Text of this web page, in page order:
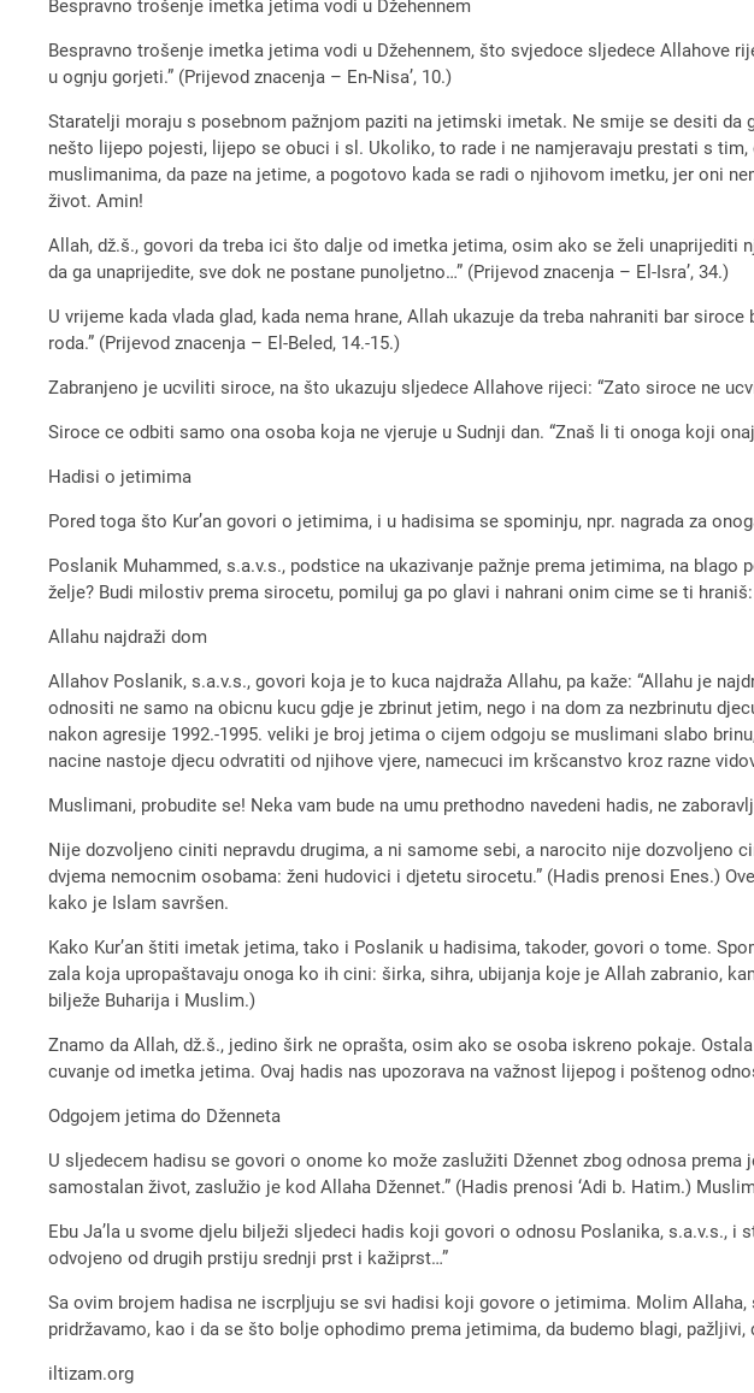
Bespravno trošenje imetka jetima vodi u Džehennem
Bespravno trošenje imetka jetima vodi u Džehennem, što svjedoce sljedece Allahove
u ognju gorjeti.” (Prijevod znacenja – En-Nisa’, 10.)
Staratelji moraju s posebnom pažnjom paziti na jetimski imetak. Ne smije se desiti da
nešto lijepo pojesti, lijepo se obuci i sl. Ukoliko, to rade i ne namjeravaju prestati s
muslimanima, da paze na jetime, a pogotovo kada se radi o njihovom imetku, jer oni
život. Amin!
Allah, dž.š., govori da treba ici što dalje od imetka jetima, osim ako se želi
da ga unaprijedite, sve dok ne postane punoljetno…” (Prijevod znacenja – El-Isra’, 34.)
U vrijeme kada vlada glad, kada nema hrane, Allah ukazuje da treba nahraniti bar
roda.” (Prijevod znacenja – El-Beled, 14.-15.)
Zabranjeno je ucviliti siroce, na što ukazuju sljedece Allahove rijeci: “Zato siroce ne
Siroce ce odbiti samo ona osoba koja ne vjeruje u Sudnji dan. “Znaš li ti onoga koji
Hadisi o jetimima
Pored toga što Kur’an govori o jetimima, i u hadisima se spominju, npr. nagrada za
Poslanik Muhammed, s.a.v.s., podstice na ukazivanje pažnje prema jetimima, na
želje? Budi milostiv prema sirocetu, pomiluj ga po glavi i nahrani onim cime se ti
Allahu najdraži dom
Allahov Poslanik, s.a.v.s., govori koja je to kuca najdraža Allahu, pa kaže: “Allahu je
odnositi ne samo na obicnu kucu gdje je zbrinut jetim, nego i na dom za nezbrinutu
nakon agresije 1992.-1995. veliki je broj jetima o cijem odgoju se muslimani slabo
nacine nastoje djecu odvratiti od njihove vjere, namecuci im kršcanstvo kroz razne
Muslimani, probudite se! Neka vam bude na umu prethodno navedeni hadis, ne
Nije dozvoljeno ciniti nepravdu drugima, a ni samome sebi, a narocito nije dozvoljeno
dvjema nemocnim osobama: ženi hudovici i djetetu sirocetu.” (Hadis prenosi Enes.)
kako je Islam savršen.
Kako Kur’an štiti imetak jetima, tako i Poslanik u hadisima, takoder, govori o tome.
zala koja upropaštavaju onoga ko ih cini: širka, sihra, ubijanja koje je Allah zabranio,
bilježe Buharija i Muslim.)
Znamo da Allah, dž.š., jedino širk ne oprašta, osim ako se osoba iskreno pokaje.
cuvanje od imetka jetima. Ovaj hadis nas upozorava na važnost lijepog i poštenog
Odgojem jetima do Dženneta
U sljedecem hadisu se govori o onome ko može zaslužiti Džennet zbog odnosa
samostalan život, zaslužio je kod Allaha Džennet.” (Hadis prenosi ‘Adi b. Hatim.)
Ebu Ja’la u svome djelu bilježi sljedeci hadis koji govori o odnosu Poslanika, s.a.v.s.,
odvojeno od drugih prstiju srednji prst i kažiprst…”
Sa ovim brojem hadisa ne iscrpljuju se svi hadisi koji govore o jetimima. Molim
pridržavamo, kao i da se što bolje ophodimo prema jetimima, da budemo blagi,
iltizam.org